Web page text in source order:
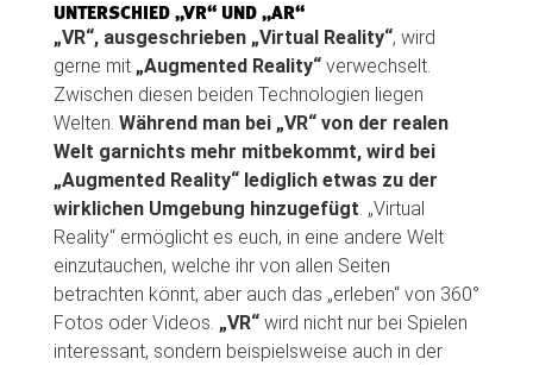
UNTERSCHIED „VR“ UND „AR“
„VR“, ausgeschrieben „Virtual Reality“, wird
gerne mit „Augmented Reality“verwechselt.
Zwischen diesen beiden Technologien liegen
Welten. Während man bei „VR“ von der realen
Welt garnichts mehr mitbekommt, wird bei
„Augmented Reality“ lediglich etwas zu der
wirklichen Umgebung hinzugefügt. „Virtual
Reality“ ermöglicht es euch, in eine andere Welt
einzutauchen, welche ihr von allen Seiten
betrachten könnt, aber auch das „erleben“ von 360°
Fotos oder Videos. „VR“wird nicht nur bei Spielen
interessant, sondern beispielsweise auch in der